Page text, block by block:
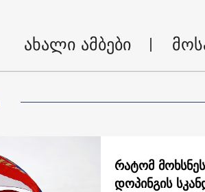
ახალი ამბები
რატომ
დოპინგის